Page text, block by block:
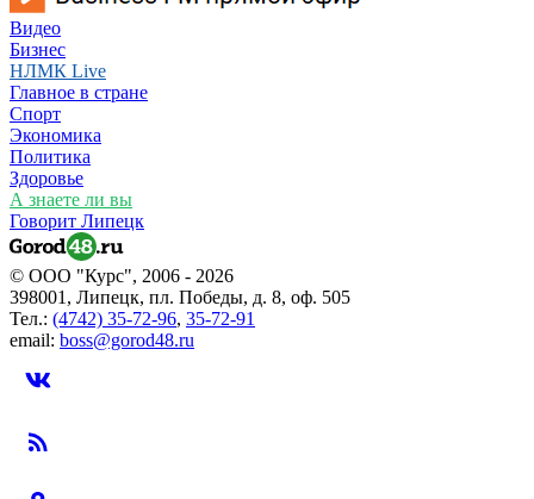
Видео
Бизнес
НЛМК Live
Главное в стране
Спорт
Экономика
Политика
Здоровье
А знаете ли вы
Говорит Липецк
© ООО "Курс", 2006 - 2026
398001, Липецк, пл. Победы, д. 8, оф. 505
Тел.: (4742) 35-72-96, 35-72-91
email: boss@gorod48.ru